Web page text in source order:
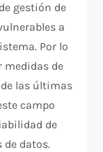
gestión de
a
Por lo
de
las últimas
campo
de
de datos.